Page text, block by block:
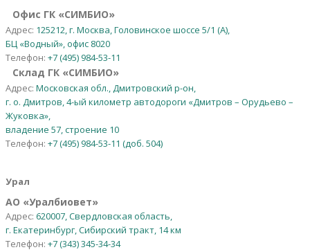
Офис ГК «СИМБИО»
Адрес: 125212, г. Москва, Головинское шоссе 5/1 (А),
БЦ «Водный», офис 8020
Телефон: +7 (495) 984-53-11
Склад ГК «СИМБИО»
Адрес: Московская обл., Дмитровский р-он,
г. о. Дмитров, 4-ый километр автодороги «Дмитров – Орудьево –
Жуковка»,
владение 57, строение 10
Телефон: +7 (495) 984-53-11 (доб. 504)
Урал
АО «Уралбиовет»
Адрес: 620007, Свердловская область,
г. Екатеринбург, Сибирский тракт, 14 км
Телефон: +7 (343) 345-34-34